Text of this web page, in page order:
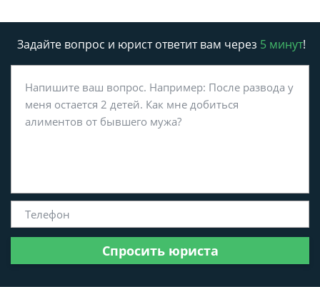
Задайте вопрос и юрист ответит вам через 5 минут!
Спросить юриста